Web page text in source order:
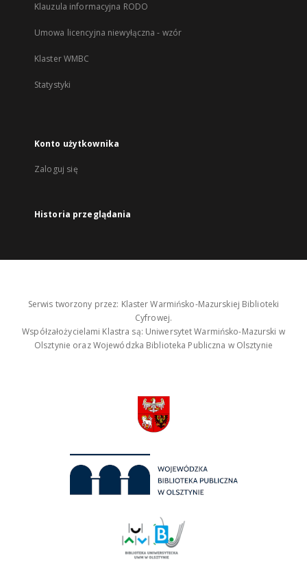
Klauzula informacyjna RODO
Umowa licencyjna niewyłączna - wzór
Klaster WMBC
Statystyki
Konto użytkownika
Zaloguj się
Historia przeglądania
Serwis tworzony przez: Klaster Warmińsko-Mazurskiej Biblioteki
Cyfrowej.
Współzałożycielami Klastra są: Uniwersytet Warmińsko-Mazurski w
Olsztynie oraz Wojewódzka Biblioteka Publiczna w Olsztynie